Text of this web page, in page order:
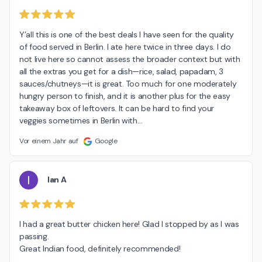
Y’all this is one of the best deals I have seen for the quality
of food served in Berlin. I ate here twice in three days. I do
not live here so cannot assess the broader context but with
all the extras you get for a dish—rice, salad, papadam, 3
sauces/chutneys—it is great. Too much for one moderately
hungry person to finish, and it is another plus for the easy
takeaway box of leftovers. It can be hard to find your
veggies sometimes in Berlin with…
Vor einem Jahr auf Google
I Ian A
I had a great butter chicken here! Glad I stopped by as I was
passing.
Great Indian food, definitely recommended!